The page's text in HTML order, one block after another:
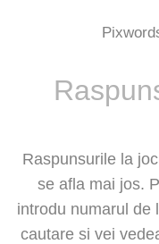
Raspunsurile la
se afla mai jos.
introdu numarul de
cautare si vei